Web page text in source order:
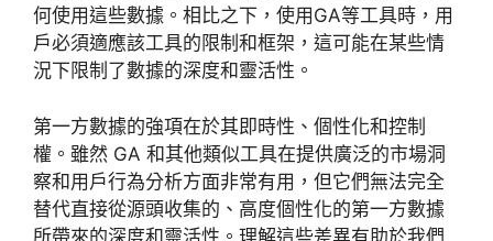
何使用這些數據。相比之下，使用GA等工具時，用
戶必須適應該工具的限制和框架，這可能在某些情
況下限制了數據的深度和靈活性。
第一方數據的強項在於其即時性、個性化和控制
權。雖然 GA 和其他類似工具在提供廣泛的市場洞
察和用戶行為分析方面非常有用，但它們無法完全
替代直接從源頭收集的、高度個性化的第一方數據
所帶來的深度和靈活性。理解這些差異有助於我們